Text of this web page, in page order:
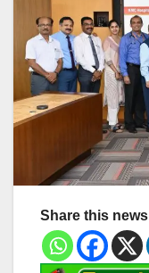
Share this news